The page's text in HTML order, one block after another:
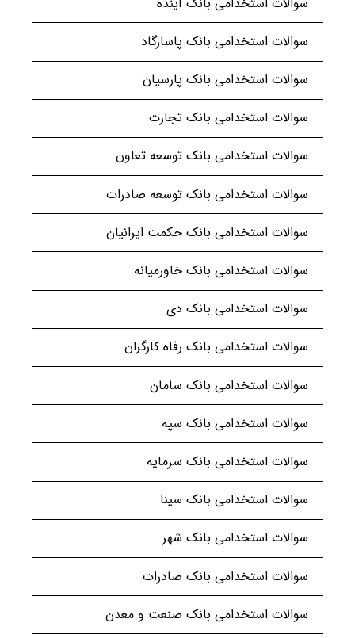
سوالات استخدامی بانک پاسارگاد
سوالات استخدامی بانک پارسیان
سوالات استخدامی بانک تجارت
سوالات استخدامی بانک توسعه تعاون
سوالات استخدامی بانک توسعه صادرات
سوالات استخدامی بانک حکمت ایرانیان
سوالات استخدامی بانک خاورمیانه
سوالات استخدامی بانک دی
سوالات استخدامی بانک رفاه کارگران
سوالات استخدامی بانک سامان
سوالات استخدامی بانک سپه
سوالات استخدامی بانک سرمایه
سوالات استخدامی بانک سینا
سوالات استخدامی بانک شهر
سوالات استخدامی بانک صادرات
سوالات استخدامی بانک صنعت و معدن